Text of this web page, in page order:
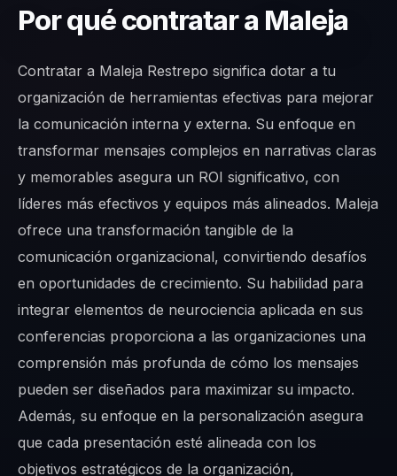
Por qué contratar a Maleja
Contratar a Maleja Restrepo significa dotar a tu
organización de herramientas efectivas para mejorar
la comunicación interna y externa. Su enfoque en
transformar mensajes complejos en narrativas claras
y memorables asegura un ROI significativo, con
líderes más efectivos y equipos más alineados. Maleja
ofrece una transformación tangible de la
comunicación organizacional, convirtiendo desafíos
en oportunidades de crecimiento. Su habilidad para
integrar elementos de neurociencia aplicada en sus
conferencias proporciona a las organizaciones una
comprensión más profunda de cómo los mensajes
pueden ser diseñados para maximizar su impacto.
Además, su enfoque en la personalización asegura
que cada presentación esté alineada con los
objetivos estratégicos de la organización,